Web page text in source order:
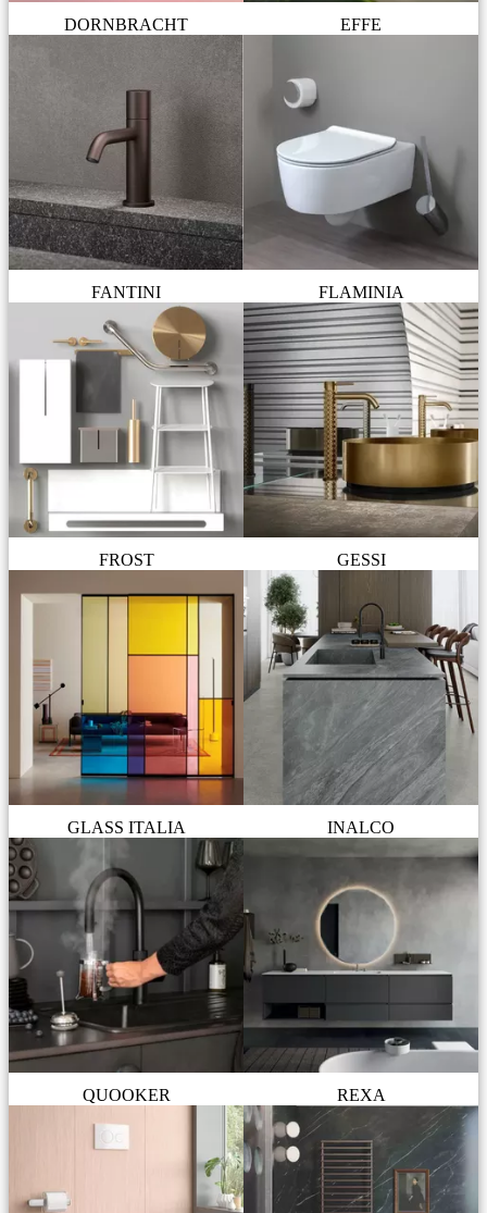
DORNBRACHT EFFE
FANTINI FLAMINIA
FROST GESSI
GLASS ITALIA INALCO
QUOOKER REXA